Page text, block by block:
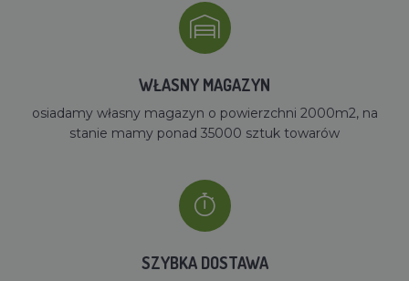
WŁASNY MAGAZYN
osiadamy własny magazyn o powierzchni 2000m2, na
stanie mamy ponad 35000 sztuk towarów
SZYBKA DOSTAWA